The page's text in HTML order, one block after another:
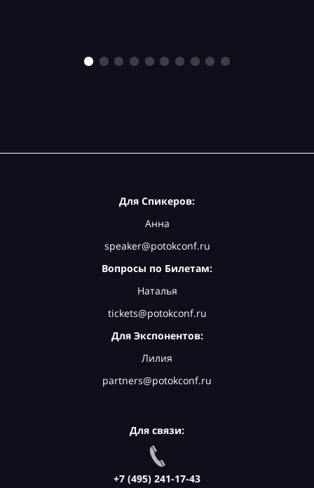
Для Спикеров:
Анна
speaker@potokconf.ru
Вопросы по Билетам:
Наталья
tickets@potokconf.ru
Для Экспонентов:
Лилия
partners@potokconf.ru
Для связи:
+7 (495) 241-17-43